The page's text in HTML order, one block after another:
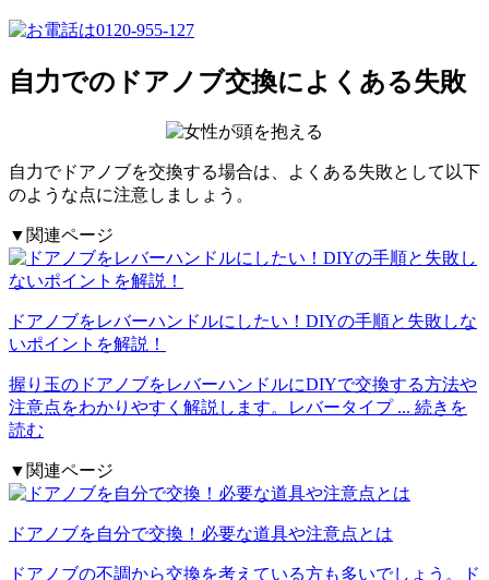
自力でのドアノブ交換によくある失敗
自力でドアノブを交換する場合は、よくある失敗として以下
のような点に注意しましょう。
▼関連ページ
ドアノブをレバーハンドルにしたい！DIYの手順と失敗しな
いポイントを解説！
握り玉のドアノブをレバーハンドルにDIYで交換する方法や
注意点をわかりやすく解説します。レバータイプ... 続きを
読む
▼関連ページ
ドアノブを自分で交換！必要な道具や注意点とは
ドアノブの不調から交換を考えている方も多いでしょう。ド